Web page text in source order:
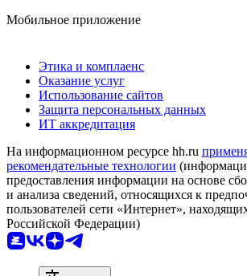
Мобильное приложение
Этика и комплаенс
Оказание услуг
Использование сайтов
Защита персональных данных
ИТ аккредитация
На информационном ресурсе hh.ru
рекомендательные технологии
предоставления информации на основе
и анализа сведений, относящихся к
пользователей сети «Интернет»,
Российской Федерации)